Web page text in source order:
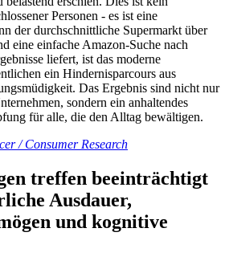
Personen - es ist eine
der durchschnittliche Supermarkt über
eine einfache Amazon-Suche nach
liefert, ist das moderne
ein Hindernisparcours aus
Das Ergebnis sind nicht nur
sondern ein anhaltendes
für alle, die den Alltag bewältigen.
/ Consumer Research
treffen beeinträchtigt
Ausdauer,
und kognitive